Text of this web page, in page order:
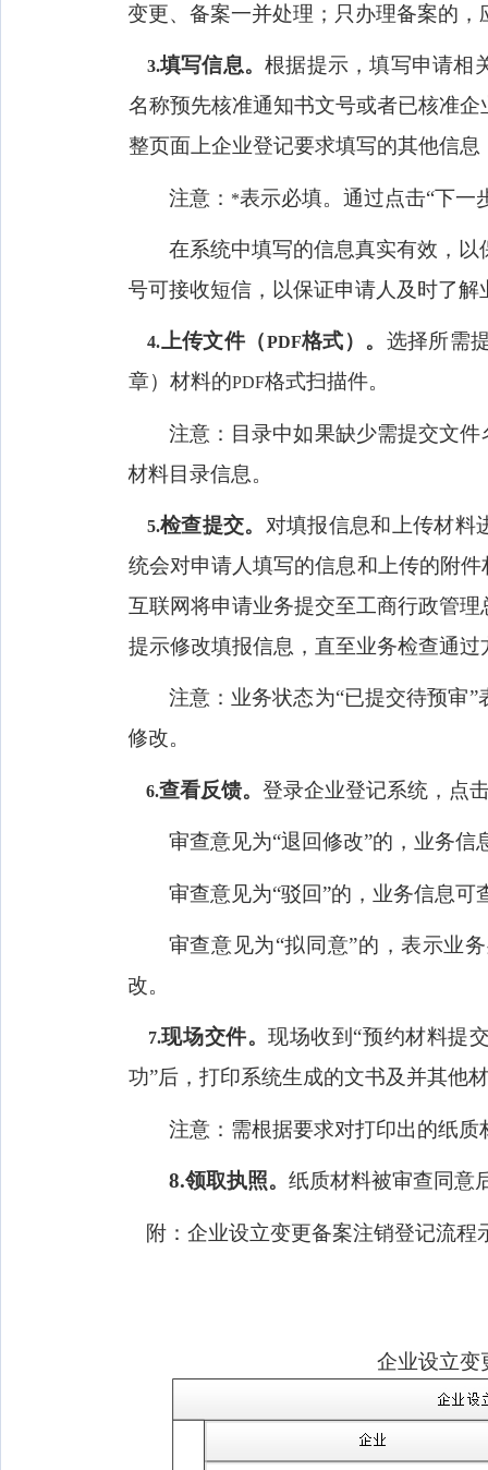
变更、备案一并处理；只办理备案的，
3.填写信息。根据提示，填写申请相
名称预先核准通知书文号或者已核准
整页面上企业登记要求填写的其他信息
注意： *表示必填。通过点击“下一
在系统中填写的信息真实有效，
号可接收短信，以保证申请人及时了解
4.上传文件（PDF格式）。 选择所需
章）材料的PDF格式扫描件。
注意：目录中如果缺少需提交文
材料目录信息。
5.检查提交。 对填报信息和上传材料
统会对申请人填写的信息和上传的附
互联网将申请业务提交至工商行政管
提示修改填报信息，直至业务检查通
注意：业务状态为“已提交待预审
修改。
6.查看反馈。 登录企业登记系统，点
审查意见为“退回修改”的，业务信
审查意见为“驳回”的，业务信息可
审查意见为“拟同意”的，表示业
改。
7.现场交件。现场收到“预约材料提
功”后，打印系统生成的文书及并其他
注意：需根据要求对打印出的纸质
8.领取执照。 纸质材料被审查同意
附：企业设立变更备案注销登记流程
企业设立变